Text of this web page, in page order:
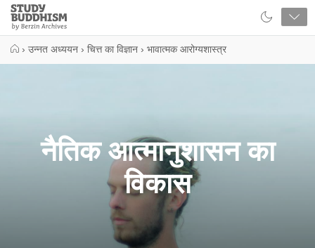
Close
Study
Buddhism
› उन्नत अध्ययन › चित्त का विज्ञान › भावात्मक आरोग्यशास्त्र
नैतिक आत्मानुशासन का
विकास